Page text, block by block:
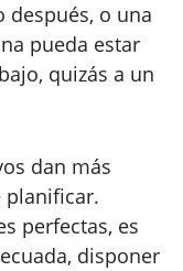
después, o una
pueda estar
quizás a un
dan más
planificar.
perfectas, es
disponer